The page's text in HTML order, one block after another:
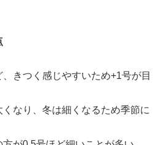
きつく感じやすいため+1号が目
なり、冬は細くなるため季節に